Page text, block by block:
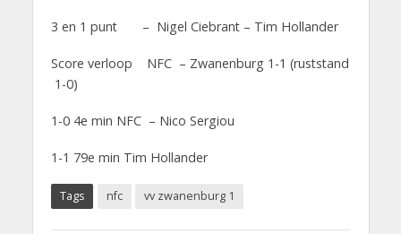
3 en 1 punt – Nigel Ciebrant – Tim Hollander
Score verloop NFC – Zwanenburg 1-1 (ruststand
1-0)
1-0 4e min NFC – Nico Sergiou
1-1 79e min Tim Hollander
Tags nfc vv zwanenburg 1